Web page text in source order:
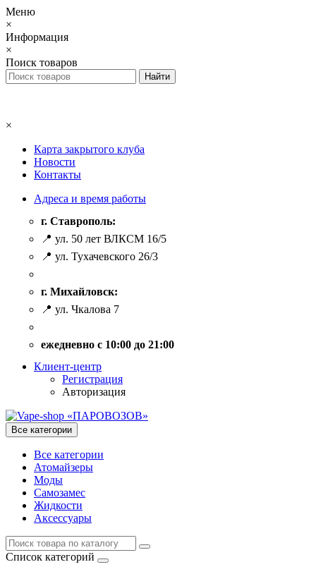
Меню
×
Информация
×
Поиск товаров
×
Карта закрытого клуба
Новости
Контакты
Адреса и время работы
г. Ставрополь:
📍 ул. 50 лет ВЛКСМ 16/5
📍 ул. Тухачевского 26/3
г. Михайловск:
📍 ул. Чкалова 7
ежедневно с 10:00 до 21:00
Клиент-центр
Регистрация
Авторизация
Все категории
Все категории
Атомайзеры
Моды
Самозамес
Жидкости
Аксессуары
Список категорий